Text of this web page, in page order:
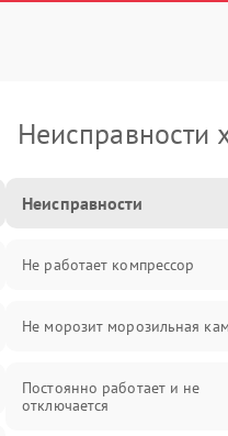
Неисправности
Неисправности
Не работает компрессор
Не морозит морозильная
Постоянно работает и не
отключается